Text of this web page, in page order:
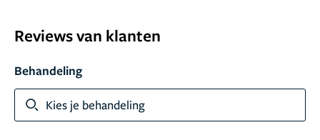
Reviews van klanten
Behandeling
Kies je behandeling